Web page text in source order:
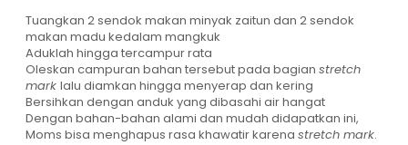
Tuangkan 2 sendok makan minyak zaitun dan 2 sendok
makan madu kedalam mangkuk
Aduklah hingga tercampur rata
Oleskan campuran bahan tersebut pada bagian stretch
mark lalu diamkan hingga menyerap dan kering
Bersihkan dengan anduk yang dibasahi air hangat
Dengan bahan-bahan alami dan mudah didapatkan ini,
Moms bisa menghapus rasa khawatir karena stretch mark.